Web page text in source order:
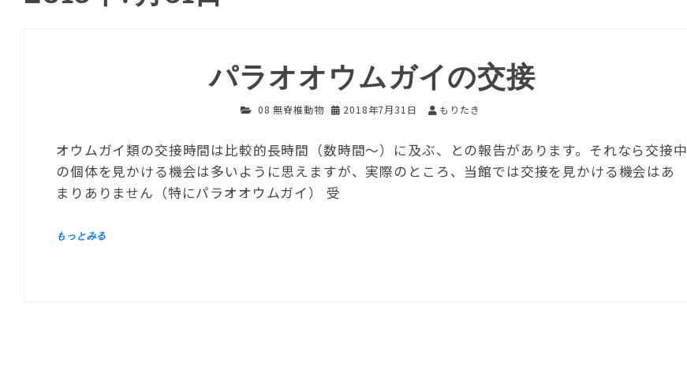
パラオオウムガイの交接
08 無脊椎動物 2018年7月31日 もりたき
オウムガイ類の交接時間は比較的長時間（数時間～）に及ぶ、との報告があります。それなら交接中
の個体を見かける機会は多いように思えますが、実際のところ、当館では交接を見かける機会はあ
まりありません（特にパラオオウムガイ） 受